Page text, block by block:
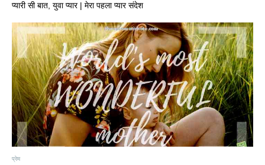
प्यारी सी बात, युवा प्यार | मेरा पहला प्यार संदेश
प्रेम